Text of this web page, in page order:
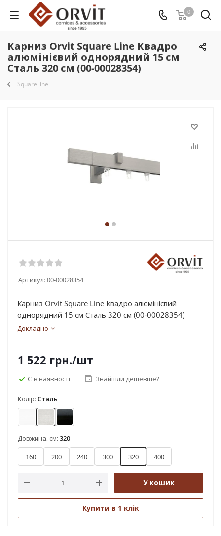
0
Карниз Orvit Square Line Квадро
алюмінієвий однорядний 15 см
Сталь 320 см (00-00028354)
Square line
Артикул:00-00028354
Карниз Orvit Square Line Квадро алюмінієвий
однорядний 15 см Сталь 320 см (00-00028354)
Докладно
1 522 грн./шт
Є в наявності Знайшли дешевше?
Колір: Сталь
Арктіс Сталь Чорний оксамит
Довжина, см:320
160 200 240 300 320 400
У кошик
Купити в 1 клік